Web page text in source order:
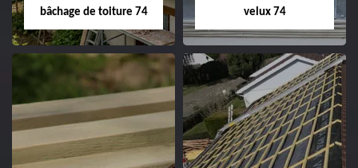
bâchage de toiture 74
velux 74